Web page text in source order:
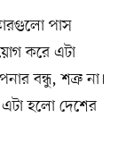
পাস
করে এটা
বন্ধু, শত্রু না।
এটা হলো দেশের